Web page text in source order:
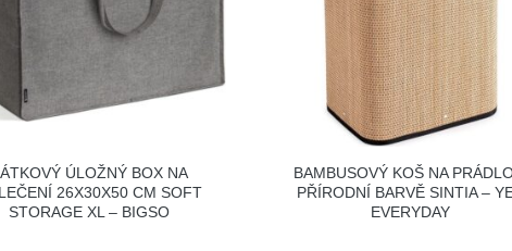
ÚLOŽNÝ BOX NA
26X30X50 CM SOFT
STORAGE XL – BIGSO
BAMBUSOVÝ KOŠ NA
PŘÍRODNÍ BARVĚ SINTIA –
EVERYDAY